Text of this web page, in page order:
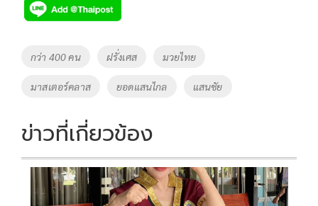
e
b
o
k
tt
er
p
y
Li
Tags
กว่า 400 คน ฝรั่งเศส มวยไทย
มาสเตอร์คลาส ยอดแสนไกล แสนชัย
ข่าวที่เกี่ยวข้อง